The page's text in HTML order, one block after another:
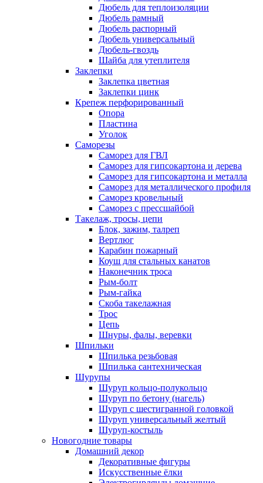
Дюбель для теплоизоляции
Дюбель рамный
Дюбель распорный
Дюбель универсальный
Дюбель-гвоздь
Шайба для утеплителя
Заклепки
Заклепка цветная
Заклепки цинк
Крепеж перфорированный
Опора
Пластина
Уголок
Саморезы
Саморез для ГВЛ
Саморез для гипсокартона и дерева
Саморез для гипсокартона и металла
Саморез для металлического профиля
Саморез кровельный
Саморез с прессшайбой
Такелаж, тросы, цепи
Блок, зажим, талреп
Вертлюг
Карабин пожарный
Коуш для стальных канатов
Наконечник троса
Рым-болт
Рым-гайка
Скоба такелажная
Трос
Цепь
Шнуры, фалы, веревки
Шпильки
Шпилька резьбовая
Шпилька сантехническая
Шурупы
Шуруп кольцо-полукольцо
Шуруп по бетону (нагель)
Шуруп с шестигранной головкой
Шуруп универсальный желтый
Шуруп-костыль
Новогодние товары
Домашний декор
Декоративные фигуры
Искусственные ёлки